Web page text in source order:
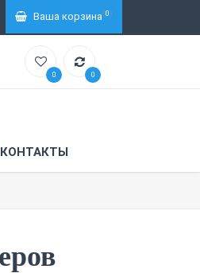
0 0
КОНТАКТЫ
Ваша корзина(0)